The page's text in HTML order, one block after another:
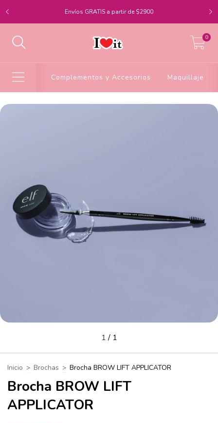
Envíos GRATIS a partir de $2900
0
Complementos y Accesorios Maquillaje
1/ 1
Inicio > Brochas > Brocha BROW LIFT APPLICATOR
Brocha BROW LIFT
APPLICATOR